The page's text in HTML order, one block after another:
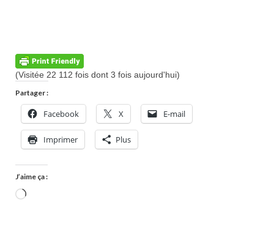
(Visitée 22 112 fois dont 3 fois aujourd'hui)
Partager :
Facebook X E-mail
Imprimer Plus
J’aime ça :
Chargement…